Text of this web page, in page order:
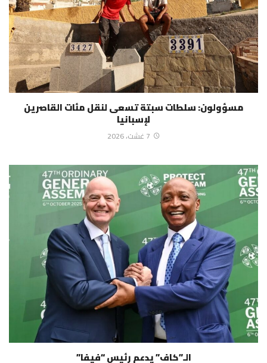
مسؤولون: سلطات سبتة تسعى لنقل مئات القاصرين
لإسبانيا
7 غشت، 2026
الـ”كاف” يدعم رئيس “فيفا”